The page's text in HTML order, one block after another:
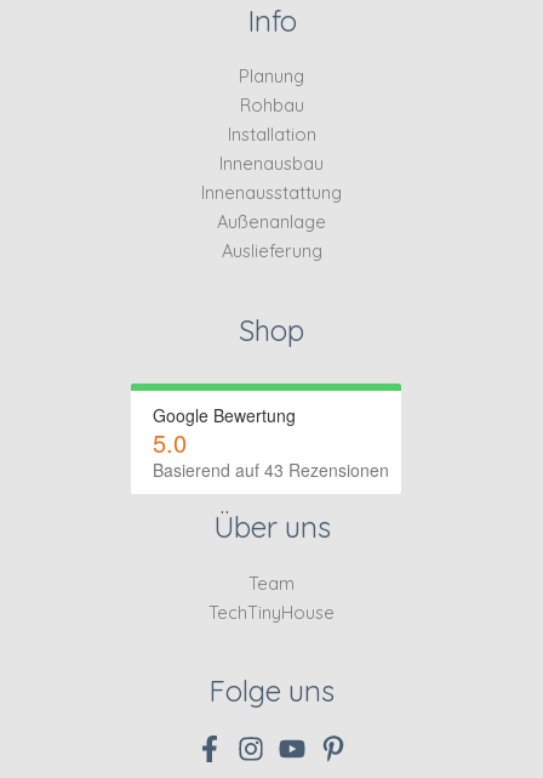
Info
Planung
Rohbau
Installation
Innenausbau
Innenausstattung
Außenanlage
Auslieferung
Shop
Google Bewertung
5.0
Basierend auf 43 Rezensionen
Über uns
Team
TechTinyHouse
Folge uns